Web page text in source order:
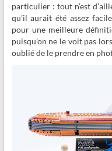
particulier : tout n’est
qu’il aurait été assez
pour une meilleure
puisqu’on ne le voit pas
oublié de le prendre en